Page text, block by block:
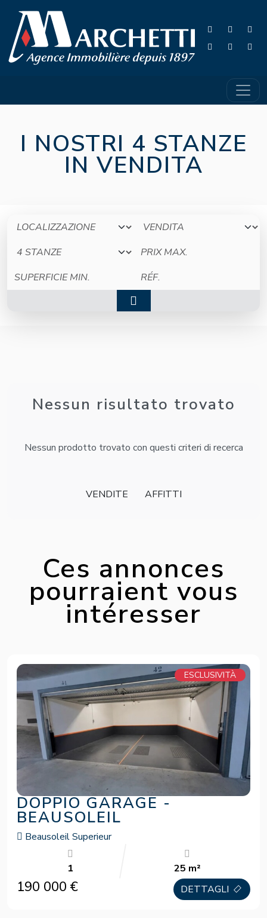
I NOSTRI 4 STANZE
IN VENDITA
Nessun risultato trovato
Nessun prodotto trovato con questi criteri di recerca
VENDITE AFFITTI
Ces annonces
pourraient vous
intéresser
ESCLUSIVITÀ
DOPPIO GARAGE -
BEAUSOLEIL
Beausoleil Superieur
1 25 m²
190 000 € DETTAGLI